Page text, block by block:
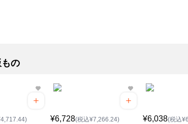
もの
¥6,728(税込¥7,266.24) ¥6,038(税込